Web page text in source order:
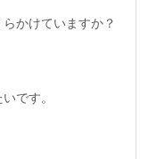
かけていますか？
です。